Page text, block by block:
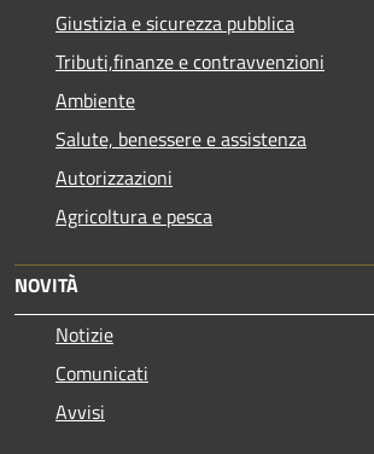
Giustizia e sicurezza pubblica
Tributi,finanze e contravvenzioni
Ambiente
Salute, benessere e assistenza
Autorizzazioni
Agricoltura e pesca
NOVITÀ
Notizie
Comunicati
Avvisi